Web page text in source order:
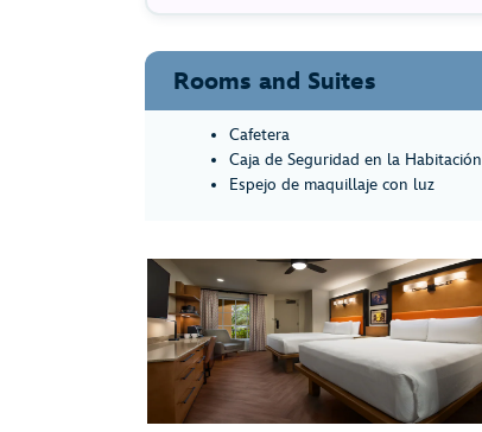
Rooms and Suites
Cafetera
Caja de Seguridad en la Habitación
Espejo de maquillaje con luz